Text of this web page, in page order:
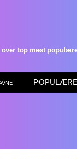
over top mest
POPULÆRE